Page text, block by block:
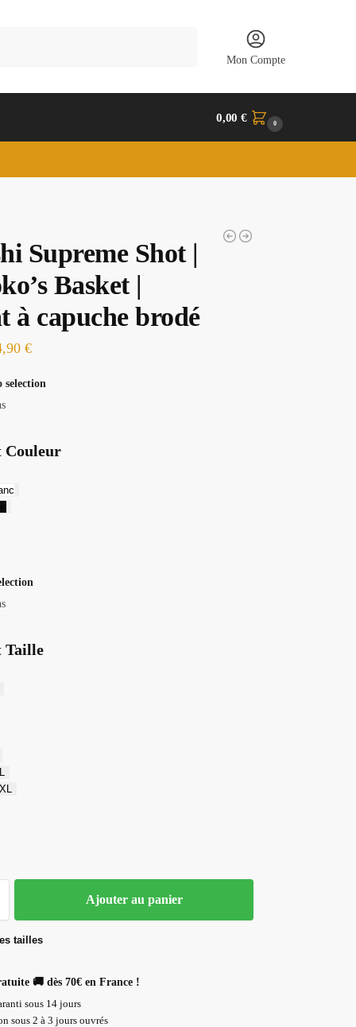
Mon Compte
0,00€ 0
Supreme Shot |
Basket |
à capuche brodé
€
selection
Couleur
Taille
Ajouter au panier
tailles
🚚 dès 70€ en France !
sous 14 jours
sous 2 à 3 jours ouvrés